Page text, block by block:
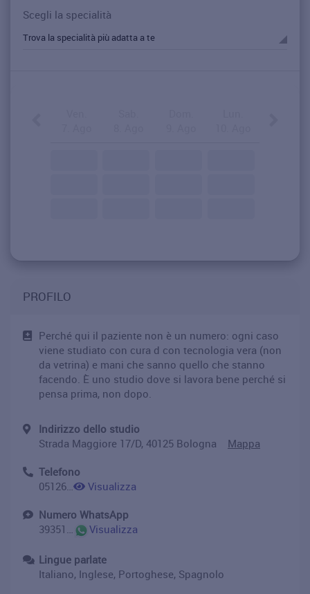
Scegli la specialità
PROFILO
Perché qui il paziente non è un numero: ogni caso
viene studiato con cura d con tecnologia vera (non
da vetrina) e mani che sanno quello che stanno
facendo. È uno studio dove si lavora bene perché si
pensa prima, non dopo.
Indirizzo dello studio
Strada Maggiore 17/D, 40125 Bologna Mappa
Telefono
051268376
Visualizza
Numero WhatsApp
393513877377
Visualizza
Lingue parlate
Italiano, Inglese, Portoghese, Spagnolo